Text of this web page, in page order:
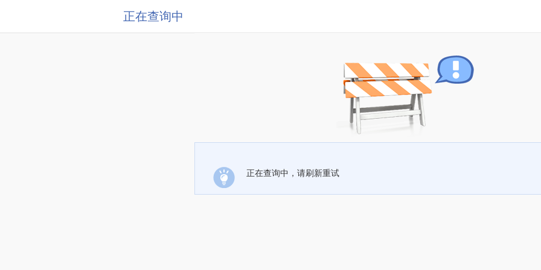
正在查询中
正在查询中，请刷新重试